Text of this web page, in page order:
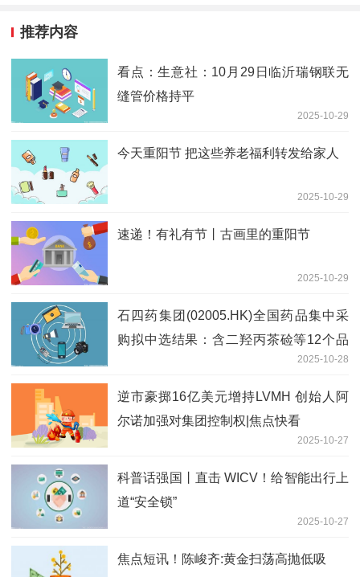
推荐内容
看点：生意社：10月29日临沂瑞钢联无
缝管价格持平
2025-10-29
今天重阳节 把这些养老福利转发给家人
2025-10-29
速递！有礼有节丨古画里的重阳节
2025-10-29
石四药集团(02005.HK)全国药品集中采
购拟中选结果：含二羟丙茶硷等12个品
2025-10-28
逆市豪掷16亿美元增持LVMH 创始人阿
尔诺加强对集团控制权|焦点快看
2025-10-27
科普话强国丨直击 WICV！给智能出行上
道“安全锁”
2025-10-27
焦点短讯！陈峻齐:黄金扫荡高抛低吸